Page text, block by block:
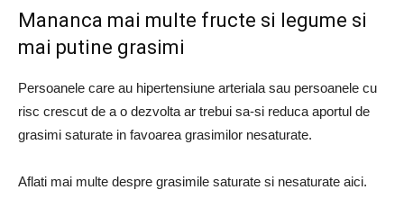
Mananca mai multe fructe si legume si
mai putine grasimi
Persoanele care au hipertensiune arteriala sau persoanele cu
risc crescut de a o dezvolta ar trebui sa-si reduca aportul de
grasimi saturate in favoarea grasimilor nesaturate.
Aflati mai multe despre grasimile saturate si nesaturate aici.